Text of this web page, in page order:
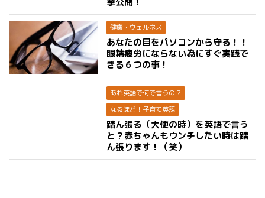
健康・ウェルネス
あなたの目をパソコンから守る！！
眼精疲労にならない為にすぐ実践で
きる６つの事！
あれ英語で何で言うの？
なるほど！子育て英語
踏ん張る（大便の時）を英語で言う
と？赤ちゃんもウンチしたい時は踏
ん張ります！（笑）